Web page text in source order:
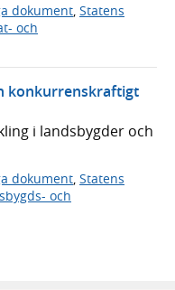
dokument Statens
och
konkurrenskraftigt
i landsbygder och
dokument, Statens
och